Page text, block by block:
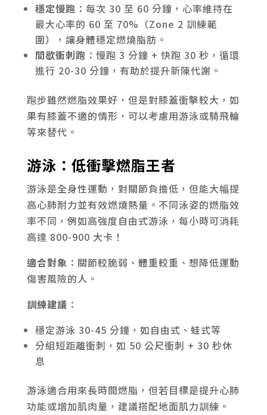
穩定慢跑 ：每次 30 至 60 分鐘，心率維持在
最大心率的 60 至 70%（Zone 2 訓練範
圍），讓身體穩定燃燒脂肪。
間歇衝刺跑 ：慢跑 3 分鐘 + 快跑 30 秒，循環
進行 20-30 分鐘，有助於提升新陳代謝。
跑步雖然燃脂效果好，但是對膝蓋衝擊較大，如
果有膝蓋不適的情形，可以考慮用游泳或騎飛輪
等來替代。
游泳：低衝擊燃脂王者
游泳是全身性運動，對關節負擔低，但能大幅提
高心肺耐力並有效燃燒熱量。不同泳姿的燃脂效
率不同，例如高強度自由式游泳，每小時可消耗
高達 800-900 大卡！
適合對象 ：關節較脆弱、體重較重、想降低運動
傷害風險的人。
訓練建議 ：
穩定游泳 30-45 分鐘，如自由式、蛙式等
分組短距離衝刺，如 50 公尺衝刺 + 30 秒休
息
游泳適合用來長時間燃脂，但若目標是提升心肺
功能或增加肌肉量，建議搭配地面肌力訓練。